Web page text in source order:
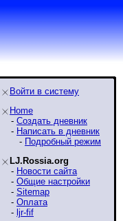
Войти в систему
Home
- Создать дневник
- Написать в дневник
- Подробный режим
LJ.Rossia.org
- Новости сайта
- Общие настройки
- Sitemap
- Оплата
- ljr-fif